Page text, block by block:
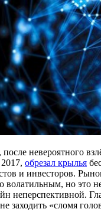
невероятного
обрезал крылья
и инвесторов.
волатильным, но это
неперспективной.
заходить «сломя